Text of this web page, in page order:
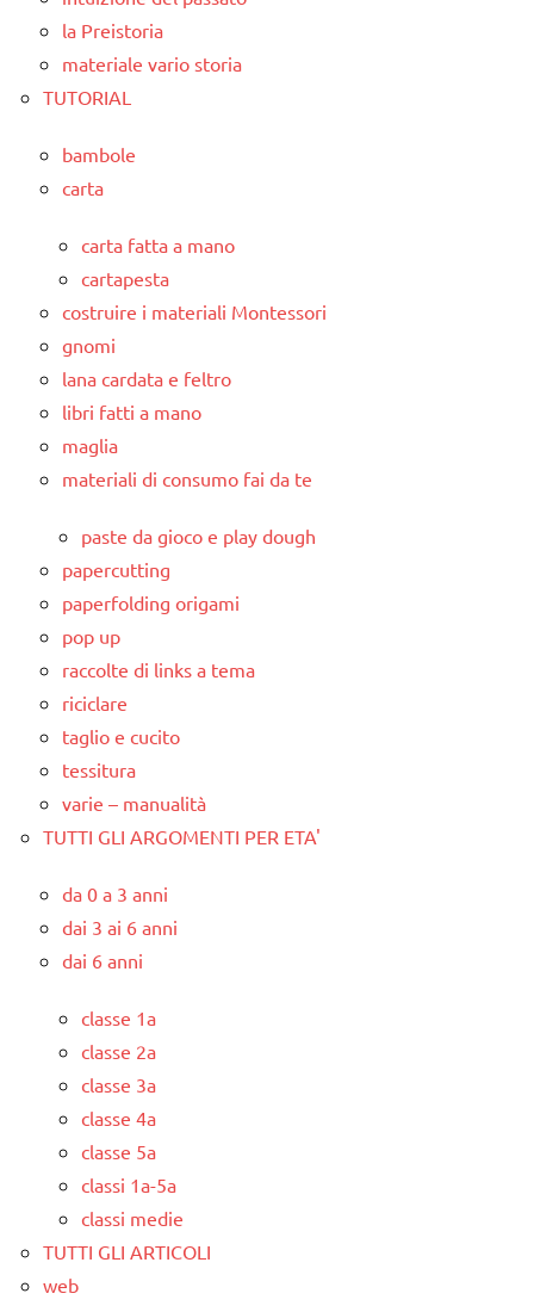
la Preistoria
materiale vario storia
TUTORIAL
bambole
carta
carta fatta a mano
cartapesta
costruire i materiali Montessori
gnomi
lana cardata e feltro
libri fatti a mano
maglia
materiali di consumo fai da te
paste da gioco e play dough
papercutting
paperfolding origami
pop up
raccolte di links a tema
riciclare
taglio e cucito
tessitura
varie – manualità
TUTTI GLI ARGOMENTI PER ETA'
da 0 a 3 anni
dai 3 ai 6 anni
dai 6 anni
classe 1a
classe 2a
classe 3a
classe 4a
classe 5a
classi 1a-5a
classi medie
TUTTI GLI ARTICOLI
web